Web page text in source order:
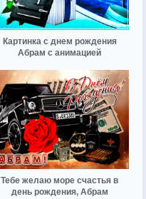
Картинка с днем рождения
Абрам с анимацией
Тебе желаю море счастья в
день рождения, Абрам